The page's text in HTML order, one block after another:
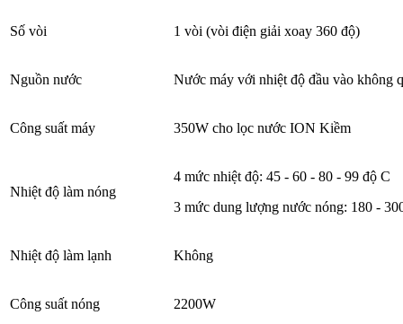
Số vòi 1 vòi (vòi điện giải xoay 360 độ)
Nguồn nước Nước máy với nhiệt độ đầu vào không
Công suất máy 350W cho lọc nước ION Kiềm
Nhiệt độ làm nóng
4 mức nhiệt độ: 45 - 60 - 80 - 99 độ C
3 mức dung lượng nước nóng: 180 -
Nhiệt độ làm lạnh Không
Công suất nóng 2200W